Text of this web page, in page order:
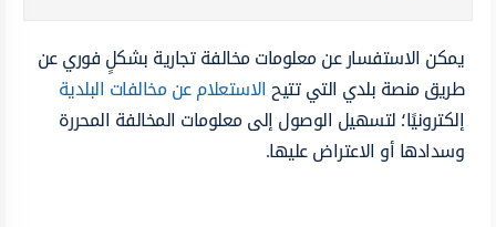
يمكن الاستفسار عن معلومات مخالفة تجارية بشكلٍ فوري عن
طريق منصة بلدي التي تتيحالاستعلام عن مخالفات البلدية
إلكترونيًا؛ لتسهيل الوصول إلى معلومات المخالفة المحررة
وسدادها أو الاعتراض عليها.